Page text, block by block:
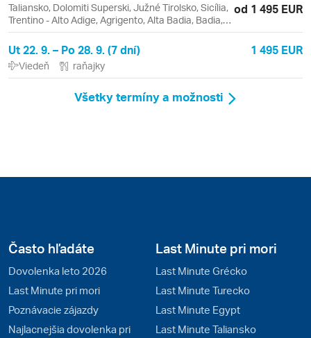
Taliansko, Dolomiti Superski, Južné Tirolsko, Sicília,
Trentino - Alto Adige, Agrigento, Alta Badia, Badia,
Catania, Lipari, Liparské ostrovy, Monreale,
Palermo, Piazza Armerina, Sella Ronda, Taormina,
Vulcano
od 1 495 EUR
Ut 22. 9. – Po 28. 9. (7 dní) 1 495 EUR
Viedeň raňajky
Všetky termíny a možnosti
Často hľadáte
Dovolenka leto 2026
Last Minute pri mori
Poznávacie zájazdy
Najlacnejšia dovolenka pri
Last Minute pri mori
Last Minute Grécko
Last Minute Turecko
Last Minute Egypt
Last Minute Taliansko